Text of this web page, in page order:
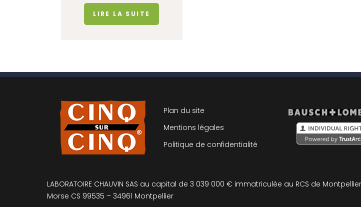
LIRE LA SUITE
Plan du site
Mentions légales
Politique de confidentialité
LABORATOIRE CHAUVIN SAS au capital de 3 039 000 € immatriculée au RCS de
Morse CS 99535 – 34961 Montpellier